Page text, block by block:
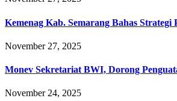
Kemenag Kab. Semarang Bahas
November 27, 2025
Monev Sekretariat BWI, Dorong
November 24, 2025